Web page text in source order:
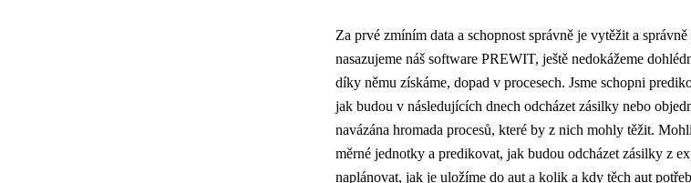
Za prvé zmíním data a schopnost správně je vytěžit a
nasazujeme náš software PREWIT, ještě nedokážeme
díky němu získáme, dopad v procesech. Jsme schopni
jak budou v následujících dnech odcházet zásilky nebo
navázána hromada procesů, které by z nich mohly těžit.
měrné jednotky a predikovat, jak budou odcházet zásilky z
naplánovat, jak je uložíme do aut a kolik a kdy těch aut